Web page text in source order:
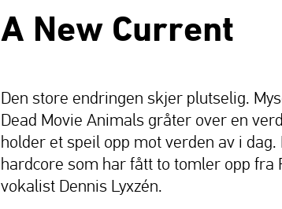
A New Current
Den store endringen skjer plutselig.
Dead Movie Animals gråter over en
holder et speil opp mot verden av i
hardcore som har fått to tomler opp fra
vokalist Dennis Lyxzén.